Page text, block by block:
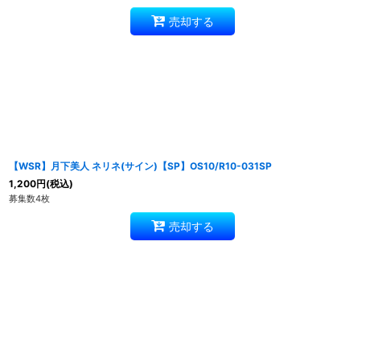
売却する
【WSR】月下美人 ネリネ(サイン)【SP】OS10/R10-031SP
1,200円(税込)
募集数4枚
売却する